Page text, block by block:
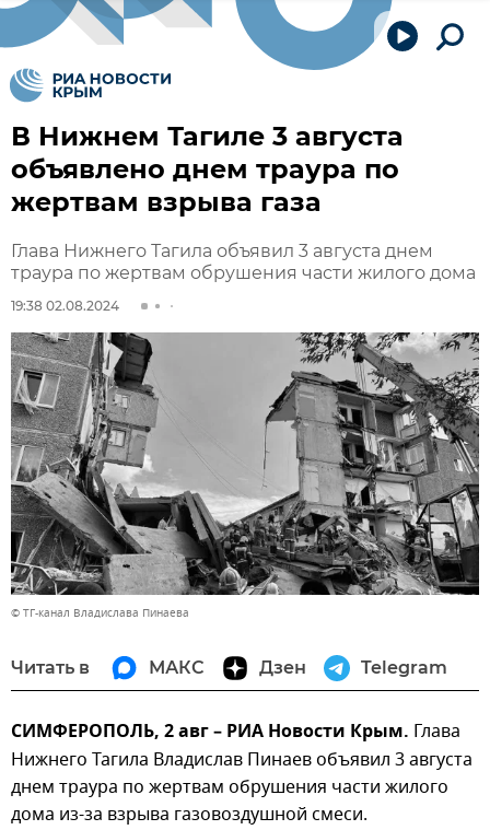
В Нижнем Тагиле 3 августа
объявлено днем траура по
жертвам взрыва газа
Глава Нижнего Тагила объявил 3 августа днем
траура по жертвам обрушения части жилого дома
19:38 02.08.2024
© ТГ-канал Владислава Пинаева
Читать в МАКС Дзен Telegram
СИМФЕРОПОЛЬ, 2 авг – РИА Новости Крым. Глава
Нижнего Тагила Владислав Пинаев объявил 3 августа
днем траура по жертвам обрушения части жилого
дома из-за взрыва газовоздушной смеси.